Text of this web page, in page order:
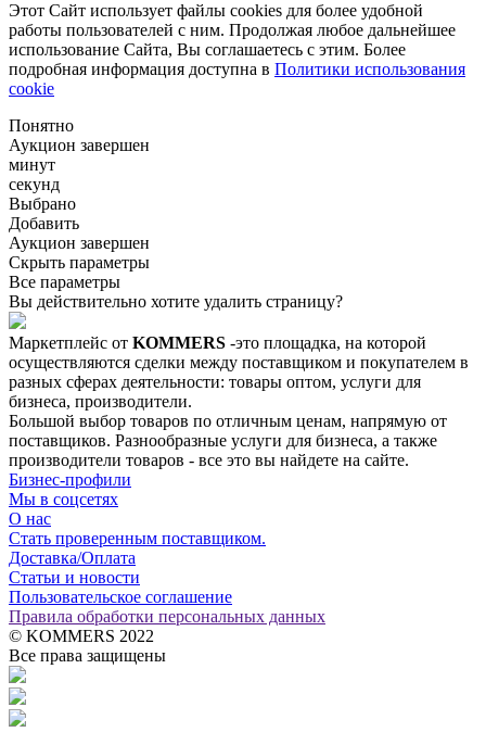
Этот Сайт использует файлы cookies для более удобной
работы пользователей с ним. Продолжая любое дальнейшее
использование Сайта, Вы соглашаетесь с этим. Более
подробная информация доступна в Политики использования
cookie
Понятно
Аукцион завершен
минут
секунд
Выбрано
Добавить
Аукцион завершен
Скрыть параметры
Все параметры
Вы действительно хотите удалить страницу?
Маркетплейс от KOMMERS -это площадка, на которой
осуществляются сделки между поставщиком и покупателем в
разных сферах деятельности: товары оптом, услуги для
бизнеса, производители.
Большой выбор товаров по отличным ценам, напрямую от
поставщиков. Разнообразные услуги для бизнеса, а также
производители товаров - все это вы найдете на сайте.
Бизнес-профили
Мы в соцсетях
О нас
Стать проверенным поставщиком.
Доставка/Оплата
Статьи и новости
Пользовательское соглашение
Правила обработки персональных данных
© KOMMERS 2022
Все права защищены